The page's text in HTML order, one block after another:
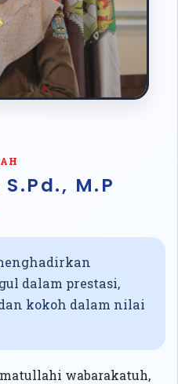
S.Pd., M.P
dalam prestasi,
kokoh dalam nilai
wabarakatuh,